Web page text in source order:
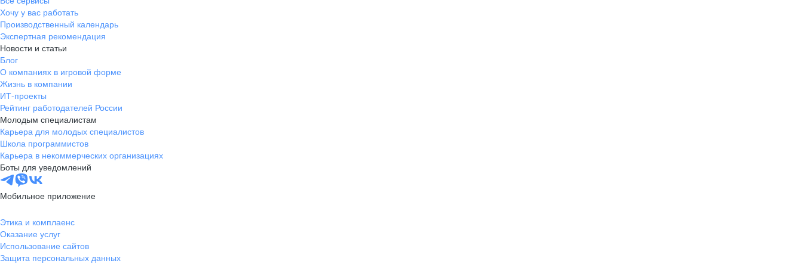
Хочу у вас работать
Производственный календарь
Экспертная рекомендация
Новости и статьи
Блог
О компаниях в игровой форме
Жизнь в компании
ИТ-проекты
Рейтинг работодателей России
Молодым специалистам
Карьера для молодых специалистов
Школа программистов
Карьера в некоммерческих организациях
Боты для уведомлений
Мобильное приложение
Этика и комплаенс
Оказание услуг
Использование сайтов
Защита персональных данных